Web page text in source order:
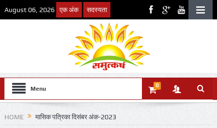
August 06, 2026 एक अंक सदस्यता
Menu 0
HOME मासिक पत्रिका दिसंबर अंक-2023